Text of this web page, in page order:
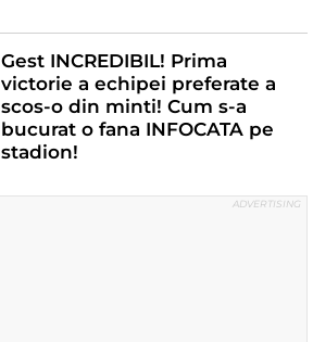
Gest INCREDIBIL! Prima
victorie a echipei preferate a
scos-o din minti! Cum s-a
bucurat o fana INFOCATA pe
stadion!